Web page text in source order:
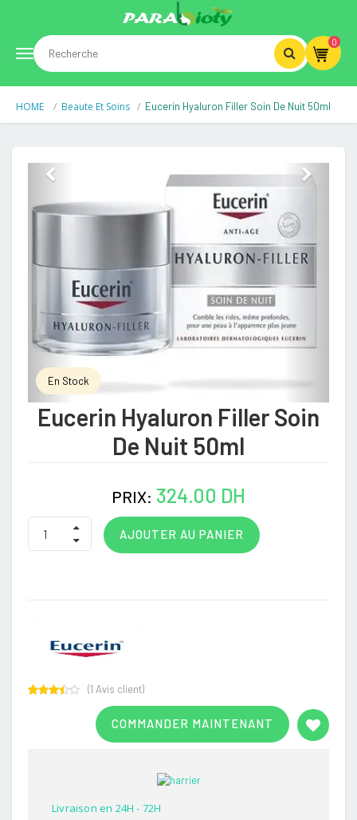
Toggle
navigation
0
HOME Beaute Et Soins Eucerin Hyaluron Filler Soin De Nuit 50ml
Next
En Stock
Eucerin Hyaluron Filler Soin
De Nuit 50ml
PRIX: 324.00 DH
AJOUTER AU PANIER
COMMANDER MAINTENANT
(1 Avis client)
Livraison en 24H - 72H